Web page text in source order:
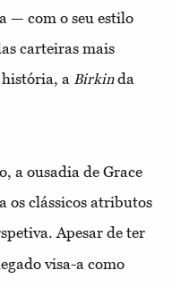
— com o seu estilo
carteiras mais
a Birkinda
a ousadia de Grace
os clássicos atributos
Apesar de ter
visa-a como